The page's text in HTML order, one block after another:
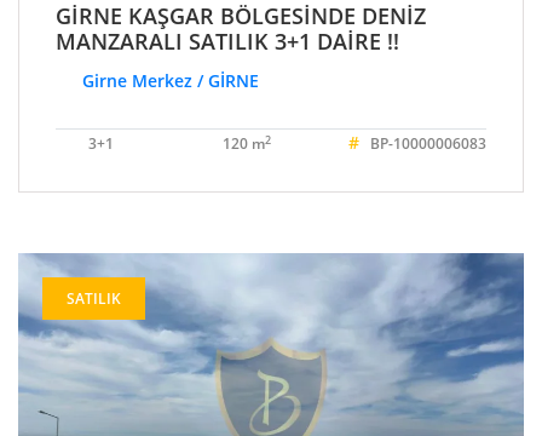
GİRNE KAŞGAR BÖLGESİNDE DENİZ
MANZARALI SATILIK 3+1 DAİRE !!
Girne Merkez / GİRNE
3+1 120 m2 # BP-10000006083
SATILIK